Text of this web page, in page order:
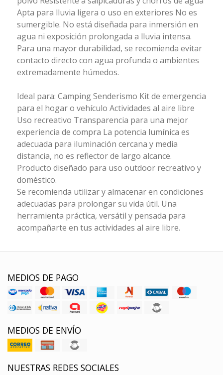
Apta para lluvia ligera o uso en exteriores No es
sumergible. No está diseñada para inmersión en
agua ni exposición prolongada a lluvia intensa.
Para una mayor durabilidad, se recomienda evitar
contacto directo con agua profunda o ambientes
extremadamente húmedos.
Ideal para: Camping Senderismo Kit de emergencia
para el hogar o vehículo Actividades al aire libre
Uso recreativo Transparencia para una mejor
experiencia de compra La potencia lumínica es
adecuada para iluminación cercana y media
distancia, no es reflector de largo alcance.
Producto diseñado para uso outdoor recreativo y
doméstico.
Se recomienda utilizar y almacenar en condiciones
adecuadas para prolongar su vida útil. Una
herramienta práctica, versátil y pensada para
acompañarte en tus actividades al aire libre.
MEDIOS DE PAGO
MEDIOS DE ENVÍO
NUESTRAS REDES SOCIALES